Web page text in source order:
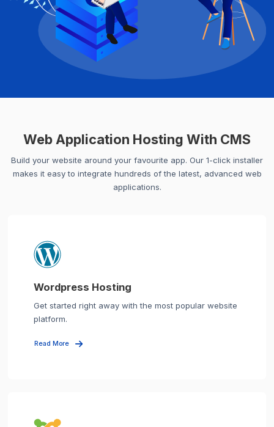
Web Application Hosting With CMS
Build your website around your favourite app. Our 1-click installer
makes it easy to integrate hundreds of the latest, advanced web
applications.
Wordpress Hosting
Get started right away with the most popular website
platform.
Read More